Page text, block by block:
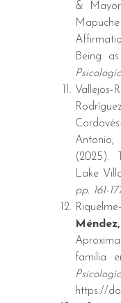
&
Being
Vallejos-
(2025).
Lake
pp. 161-
familia
https://